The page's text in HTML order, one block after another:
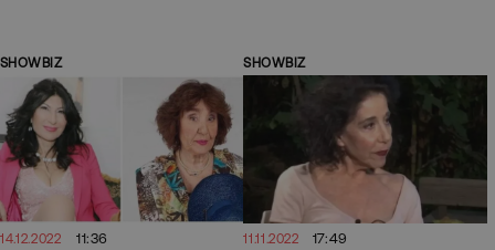
SHOWBIZ
14.12.2022 11:36
SHOWBIZ
11.11.2022 17:49